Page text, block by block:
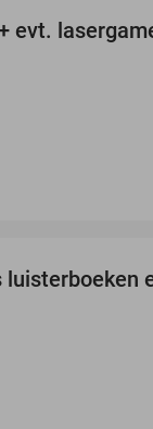
evt.
luisterboeken